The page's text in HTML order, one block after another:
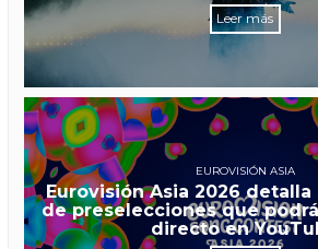
Leer más
EUROVISIÓN ASIA
Eurovisión Asia 2026
de preselecciones que
directo en